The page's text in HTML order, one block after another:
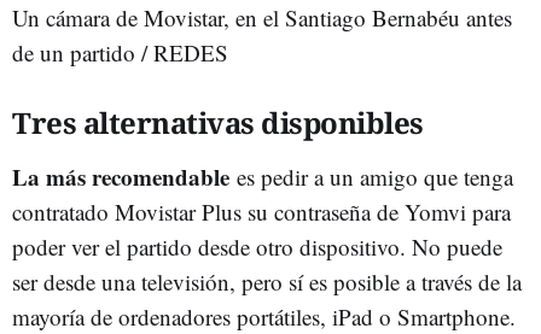
Un cámara de Movistar, en el Santiago Bernabéu antes
de un partido / REDES
Tres alternativas disponibles
La más recomendable es pedir a un amigo que tenga
contratado Movistar Plus su contraseña de Yomvi para
poder ver el partido desde otro dispositivo. No puede
ser desde una televisión, pero sí es posible a través de la
mayoría de ordenadores portátiles, iPad o Smartphone.